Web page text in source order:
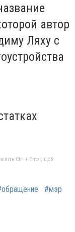
автор
Ляху с
Ctrl + Enter, щоб
#мэр